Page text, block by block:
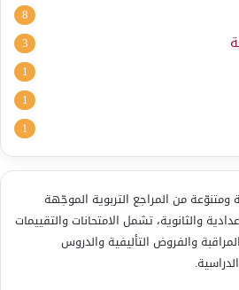
8
3
1
1
1
ومتنوّعة من المراجع التربوية الموجّهة
والثانوية، تشمل الامتحانات والتقييمات
والفروض التأليفية والدروس